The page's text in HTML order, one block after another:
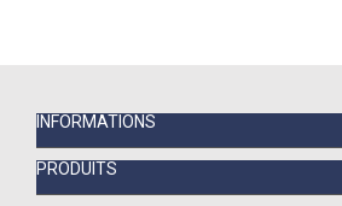
INFORMATIONS
PRODUITS